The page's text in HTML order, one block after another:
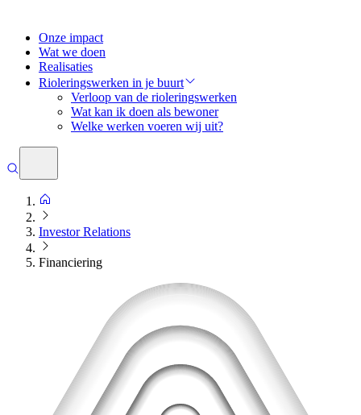
Onze impact
Wat we doen
Realisaties
Rioleringswerken in je buurt
Verloop van de rioleringswerken
Wat kan ik doen als bewoner
Welke werken voeren wij uit?
Investor Relations
Financiering